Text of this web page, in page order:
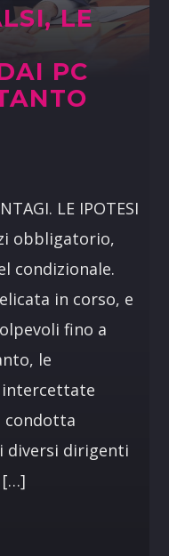
LE
PC
LE IPOTESI
obbligatorio,
condizionale.
in corso, e
fino a
le
intercettate
condotta
diversi dirigenti
[…]